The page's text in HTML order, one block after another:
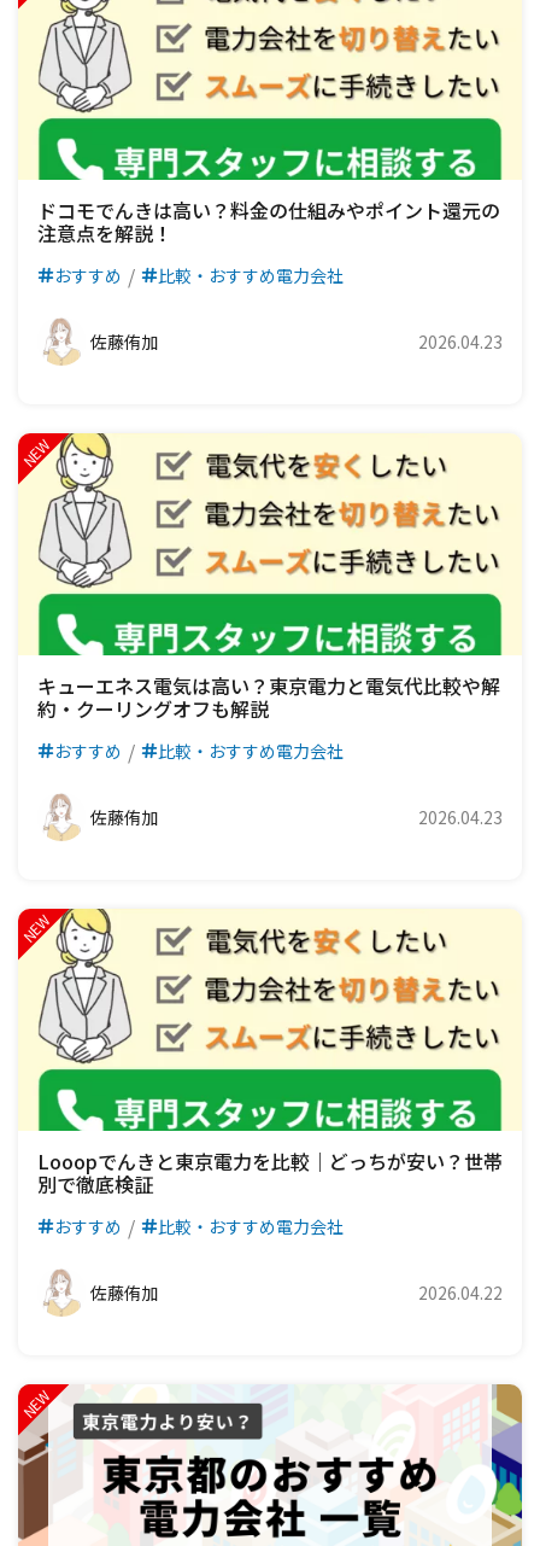
ドコモでんきは高い？料金の仕組みやポイント還元の
注意点を解説！
おすすめ 比較・おすすめ電力会社
佐藤侑加 2026.04.23
キューエネス電気は高い？東京電力と電気代比較や解
約・クーリングオフも解説
おすすめ 比較・おすすめ電力会社
佐藤侑加 2026.04.23
Looopでんきと東京電力を比較｜どっちが安い？世帯
別で徹底検証
おすすめ 比較・おすすめ電力会社
佐藤侑加 2026.04.22